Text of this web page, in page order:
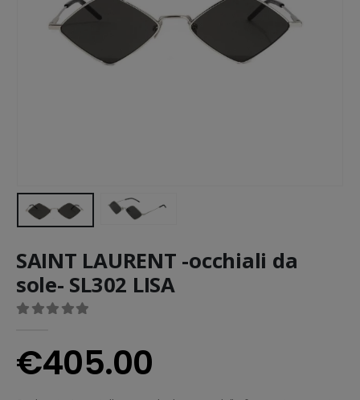
SAINT LAURENT -occhiali da
sole- SL302 LISA
€405.00